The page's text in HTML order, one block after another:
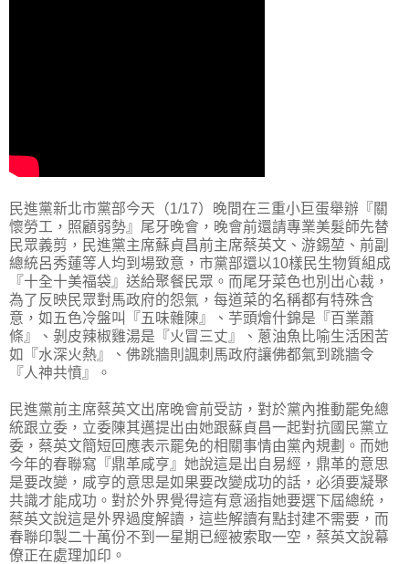
民進黨新北市黨部今天（1/17）晚間在三重小巨蛋舉辦『關
懷勞工，照顧弱勢』尾牙晚會，晚會前還請專業美髮師先替
民眾義剪，民進黨主席蘇貞昌前主席蔡英文、游錫堃、前副
總統呂秀蓮等人均到場致意，市黨部還以10樣民生物質組成
『十全十美福袋』送給聚餐民眾。而尾牙菜色也別出心裁，
為了反映民眾對馬政府的怨氣，每道菜的名稱都有特殊含
意，如五色冷盤叫『五味雜陳』、芋頭燴什錦是『百業蕭
條』、剝皮辣椒雞湯是『火冒三丈』、蔥油魚比喻生活困苦
如『水深火熱』、佛跳牆則諷刺馬政府讓佛都氣到跳牆令
『人神共憤』。
民進黨前主席蔡英文出席晚會前受訪，對於黨內推動罷免總
統跟立委，立委陳其邁提出由她跟蘇貞昌一起對抗國民黨立
委，蔡英文簡短回應表示罷免的相關事情由黨內規劃。而她
今年的春聯寫『鼎革咸亨』她說這是出自易經，鼎革的意思
是要改變，咸亨的意思是如果要改變成功的話，必須要凝聚
共識才能成功。對於外界覺得這有意涵指她要選下屆總統，
蔡英文說這是外界過度解讀，這些解讀有點封建不需要，而
春聯印製二十萬份不到一星期已經被索取一空，蔡英文說幕
僚正在處理加印。